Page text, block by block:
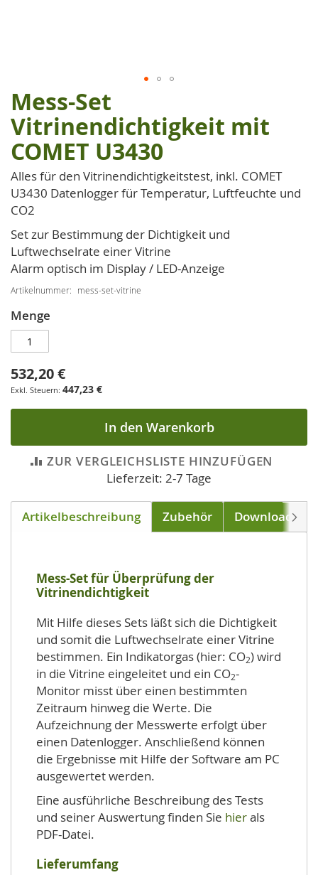
Zum
Anfang
der
Bildgalerie
springen
Mess-Set
Vitrinendichtigkeit mit
COMET U3430
Alles für den Vitrinendichtigkeitstest, inkl. COMET
U3430 Datenlogger für Temperatur, Luftfeuchte und
CO2
Set zur Bestimmung der Dichtigkeit und
Luftwechselrate einer Vitrine
Alarm optisch im Display / LED-Anzeige
Artikelnummer mess-set-vitrine
Menge
532,20 €
447,23 €
In den Warenkorb
ZUR VERGLEICHSLISTE HINZUFÜGEN
Lieferzeit: 2-7 Tage
Artikelbeschreibung Zubehör Downloads
Mess-Set für Überprüfung der
Vitrinendichtigkeit
Mit Hilfe dieses Sets läßt sich die Dichtigkeit
und somit die Luftwechselrate einer Vitrine
bestimmen. Ein Indikatorgas (hier: CO2) wird
in die Vitrine eingeleitet und ein CO2-
Monitor misst über einen bestimmten
Zeitraum hinweg die Werte. Die
Aufzeichnung der Messwerte erfolgt über
einen Datenlogger. Anschließend können
die Ergebnisse mit Hilfe der Software am PC
ausgewertet werden.
Eine ausführliche Beschreibung des Tests
und seiner Auswertung finden Sie hierals
PDF-Datei.
Lieferumfang